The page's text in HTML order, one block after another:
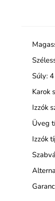
Súly:
Karok
Izzók
Üveg
Izzók